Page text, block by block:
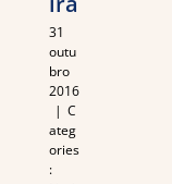
31
outu
bro
2016
| C
ateg
ories
: